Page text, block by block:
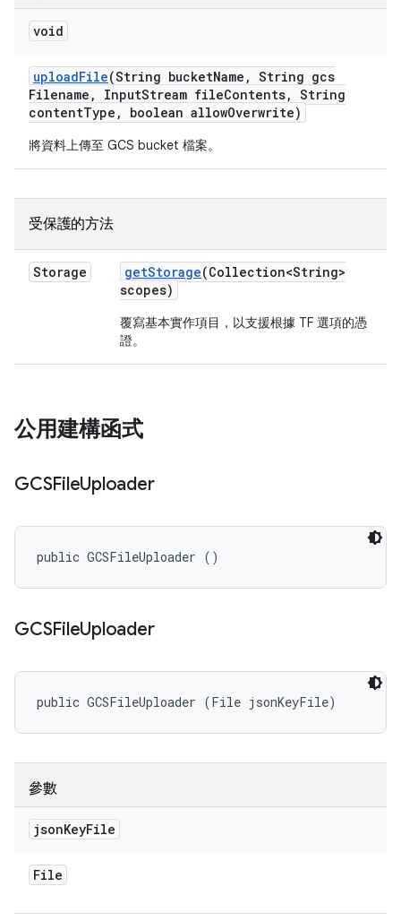
void
uploadFile(String bucketName , String gcs
Filename , InputStream fileContents, String
contentType , boolean allowOverwrite)
將資料上傳至 GCS bucket 檔案。
受保護的方法
Storage getStorage(Collection<String>
scopes)
覆寫基本實作項目，以支援根據 TF 選項的憑
證。
公用建構函式
GCSFileUploader
public GCSFileUploader ()
GCSFileUploader
public GCSFileUploader (File jsonKeyFile)
參數
jsonKeyFile
File